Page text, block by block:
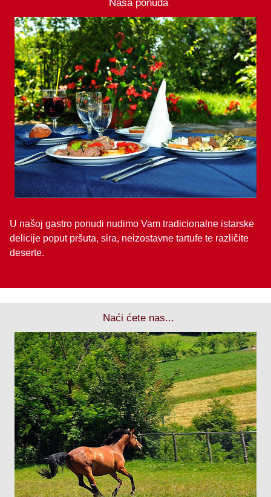
Naša ponuda
U našoj gastro ponudi nudimo Vam tradicionalne istarske
delicije poput pršuta, sira, neizostavne tartufe te različite
deserte.
Naći ćete nas...